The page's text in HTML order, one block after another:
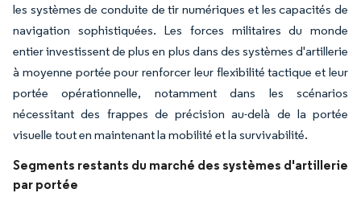
les systèmes de conduite de tir numériques et les capacités de
navigation sophistiquées. Les forces militaires du monde
entier investissent de plus en plus dans des systèmes d'artillerie
à moyenne portée pour renforcer leur flexibilité tactique et leur
portée opérationnelle, notamment dans les scénarios
nécessitant des frappes de précision au-delà de la portée
visuelle tout en maintenant la mobilité et la survivabilité.
Segments restants du marché des systèmes d'artillerie
par portée